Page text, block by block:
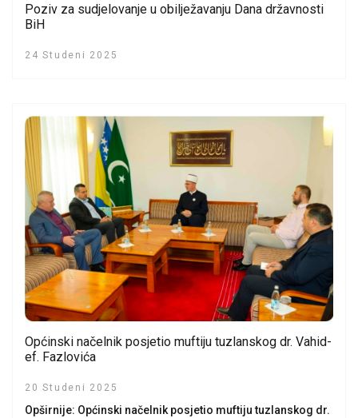
Poziv za sudjelovanje u obilježavanju Dana državnosti
BiH
24 Studeni 2025
Općinski načelnik posjetio muftiju tuzlanskog dr. Vahid-
ef. Fazlovića
20 Studeni 2025
Opširnije: Općinski načelnik posjetio muftiju tuzlanskog dr.